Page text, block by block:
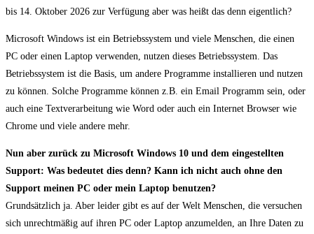
bis 14. Oktober 2026 zur Verfügung aber was heißt das denn eigentlich?
Microsoft Windows ist ein Betriebssystem und viele Menschen, die einen
PC oder einen Laptop verwenden, nutzen dieses Betriebssystem. Das
Betriebssystem ist die Basis, um andere Programme installieren und nutzen
zu können. Solche Programme können z.B. ein Email Programm sein, oder
auch eine Textverarbeitung wie Word oder auch ein Internet Browser wie
Chrome und viele andere mehr.
Nun aber zurück zu Microsoft Windows 10 und dem eingestellten
Support: Was bedeutet dies denn? Kann ich nicht auch ohne den
Support meinen PC oder mein Laptop benutzen?
Grundsätzlich ja. Aber leider gibt es auf der Welt Menschen, die versuchen
sich unrechtmäßig auf ihren PC oder Laptop anzumelden, an Ihre Daten zu